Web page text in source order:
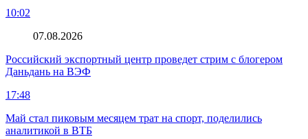
10:02
07.08.2026
Российский экспортный центр проведет стрим с блогером
Даньдань на ВЭФ
17:48
Май стал пиковым месяцем трат на спорт, поделились
аналитикой в ВТБ